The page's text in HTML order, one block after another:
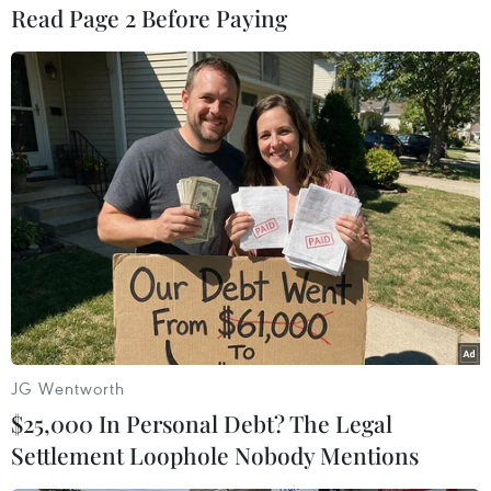
#Thần Châu #Thiên Cung #Vũ trụ
#Trung Quốc
Trung Quốc
Read Page 2 Before Paying
JG Wentworth
$25,000 In Personal Debt? The Legal
Settlement Loophole Nobody Mentions